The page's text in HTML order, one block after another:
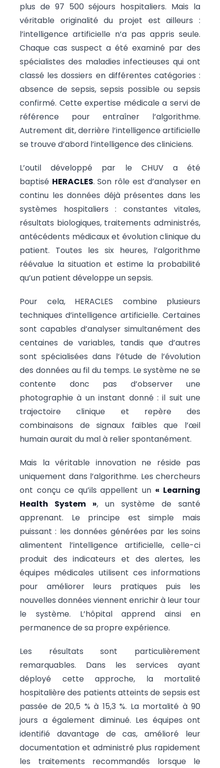
plus de 97 500 séjours hospitaliers. Mais la
véritable originalité du projet est ailleurs :
l’intelligence artificielle n’a pas appris seule.
Chaque cas suspect a été examiné par des
spécialistes des maladies infectieuses qui ont
classé les dossiers en différentes catégories :
absence de sepsis, sepsis possible ou sepsis
confirmé. Cette expertise médicale a servi de
référence pour entraîner l’algorithme.
Autrement dit, derrière l’intelligence artificielle
se trouve d’abord l’intelligence des cliniciens.
L’outil développé par le CHUV a été
baptisé HERACLES. Son rôle est d’analyser en
continu les données déjà présentes dans les
systèmes hospitaliers : constantes vitales,
résultats biologiques, traitements administrés,
antécédents médicaux et évolution clinique du
patient. Toutes les six heures, l’algorithme
réévalue la situation et estime la probabilité
qu’un patient développe un sepsis.
Pour cela, HERACLES combine plusieurs
techniques d’intelligence artificielle. Certaines
sont capables d’analyser simultanément des
centaines de variables, tandis que d’autres
sont spécialisées dans l’étude de l’évolution
des données au fil du temps. Le système ne se
contente donc pas d’observer une
photographie à un instant donné : il suit une
trajectoire clinique et repère des
combinaisons de signaux faibles que l’œil
humain aurait du mal à relier spontanément.
Mais la véritable innovation ne réside pas
uniquement dans l’algorithme. Les chercheurs
ont conçu ce qu’ils appellent un « Learning
Health System », un système de santé
apprenant. Le principe est simple mais
puissant : les données générées par les soins
alimentent l’intelligence artificielle, celle-ci
produit des indicateurs et des alertes, les
équipes médicales utilisent ces informations
pour améliorer leurs pratiques puis les
nouvelles données viennent enrichir à leur tour
le système. L’hôpital apprend ainsi en
permanence de sa propre expérience.
Les résultats sont particulièrement
remarquables. Dans les services ayant
déployé cette approche, la mortalité
hospitalière des patients atteints de sepsis est
passée de 20,5 % à 15,3 %. La mortalité à 90
jours a également diminué. Les équipes ont
identifié davantage de cas, amélioré leur
documentation et administré plus rapidement
les traitements recommandés lorsque le